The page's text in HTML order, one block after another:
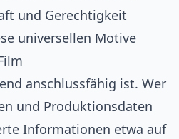
und Gerechtigkeit
universellen Motive
anschlussfähig ist. Wer
und Produktionsdaten
Informationen etwa auf